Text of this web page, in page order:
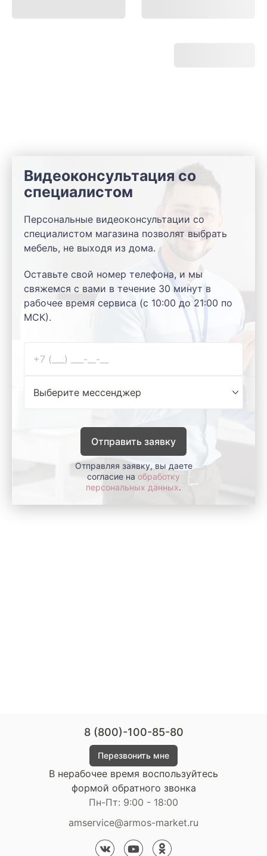
Видеоконсультация со
специалистом
Персональные видеоконсультации со
специалистом магазина позволят выбрать
мебель, не выходя из дома.
Оставьте свой номер телефона, и мы
свяжемся с вами в течение 30 минут в
рабочее время сервиса (с 10:00 до 21:00 по
МСК).
Отправить заявку
Отправляя заявку, вы даете
согласие на обработку
персональных данных.
8 (800)-100-85-80
Перезвонить мне
В нерабочее время воспользуйтесь
формой обратного звонка
Пн-Пт: 9:00 - 18:00
amservice@armos-market.ru